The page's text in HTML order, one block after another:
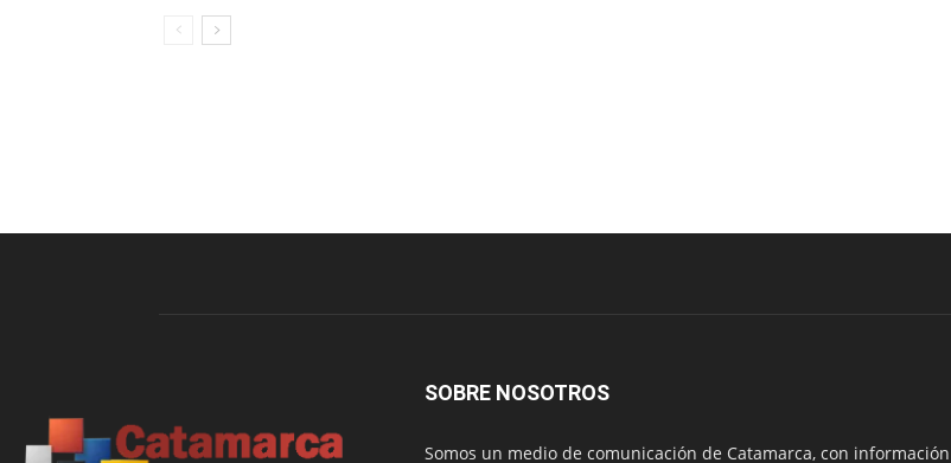
SOBRE NOSOTROS
Somos un medio de comunicación de Catamarca, con información